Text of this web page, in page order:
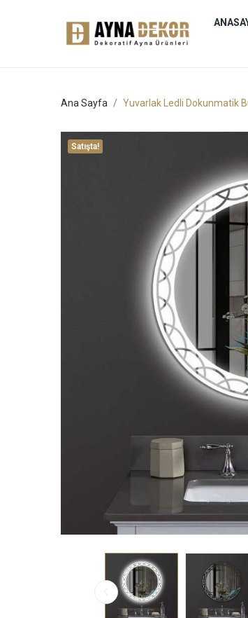
Ana Sayfa Yuvarlak Ledli Dokunmatik
Satışta!